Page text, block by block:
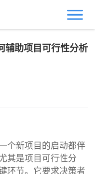
辅助项目可行性分析
个新项目的启动都伴
其是项目可行性分
环节。它要求决策者